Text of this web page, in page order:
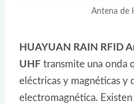
Antena de
HUAYUAN RAIN RFID
UHF transmite una onda
eléctricas y magnéticas y
electromagnética.